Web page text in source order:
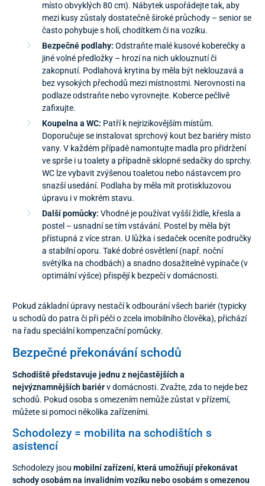
místo obvyklých 80 cm). Nábytek uspořádejte tak, aby
mezi kusy zůstaly dostatečně široké průchody – senior se
často pohybuje s holí, chodítkem či na vozíku.
Bezpečné podlahy: Odstraňte malé kusové koberečky a
jiné volné předložky – hrozí na nich uklouznutí či
zakopnutí. Podlahová krytina by měla být neklouzavá a
bez vysokých přechodů mezi místnostmi. Nerovnosti na
podlaze odstraňte nebo vyrovnejte. Koberce pečlivě
zafixujte.
Koupelna a WC: Patří k nejrizikovějším místům.
Doporučuje se instalovat sprchový kout bez bariéry místo
vany. V každém případě namontujte madla pro přidržení
ve sprše i u toalety a případně sklopné sedačky do sprchy.
WC lze vybavit zvýšenou toaletou nebo nástavcem pro
snazší usedání. Podlaha by měla mít protiskluzovou
úpravu i v mokrém stavu.
Další pomůcky: Vhodné je používat vyšší židle, křesla a
postel – usnadní se tím vstávání. Postel by měla být
přístupná z více stran. U lůžka i sedaček oceníte područky
a stabilní oporu. Také dobré osvětlení (např. noční
světýlka na chodbách) a snadno dosažitelné vypínače (v
optimální výšce) přispějí k bezpečí v domácnosti.
Pokud základní úpravy nestačí k odbourání všech bariér (typicky
u schodů do patra či při péči o zcela imobilního člověka), přichází
na řadu speciální kompenzační pomůcky.
Bezpečné překonávání schodů
Schodiště představuje jednu z nejčastějších a
nejvýznamnějších bariérv domácnosti. Zvažte, zda to nejde bez
schodů. Pokud osoba s omezením nemůže zůstat v přízemí,
můžete si pomoci několika zařízeními.
Schodolezy = mobilita na schodištích s
asistencí
Schodolezy jsou mobilní zařízení, která umožňují překonávat
schody osobám na invalidním vozíku nebo osobám s omezenou